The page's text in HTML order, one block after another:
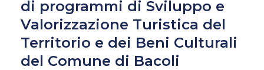
di programmi di Sviluppo e
Valorizzazione Turistica del
Territorio e dei Beni Culturali
del Comune di Bacoli